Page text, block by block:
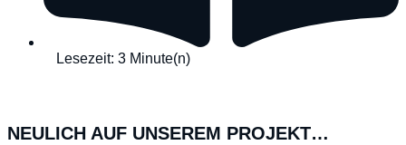
Lesezeit: 3 Minute(n)
NEULICH AUF UNSEREM PROJEKT…